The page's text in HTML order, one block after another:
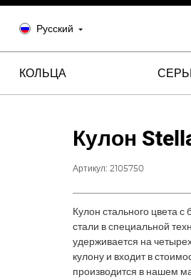
Русский
КОЛЬЦА
Кулон
Артикул:2105750
Кулон стального цвета
стали в специальной
удерживается на
кулону и входит в
производится в нашем